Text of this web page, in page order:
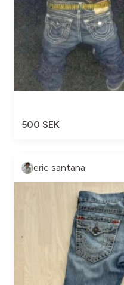
500 SEK
eric santana